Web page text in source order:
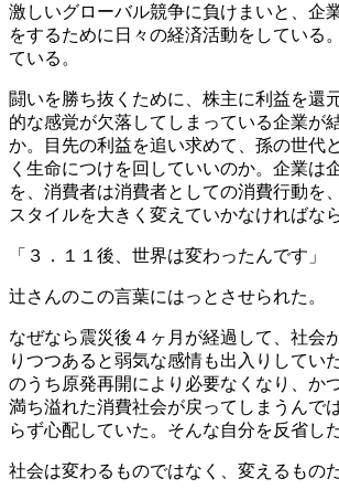
激しいグローバル競争に負けまいと、企
をするために日々の経済活動をしている
ている。
闘いを勝ち抜くために、株主に利益を還
的な感覚が欠落してしまっている企業が
か。目先の利益を追い求めて、孫の世代
く生命につけを回していいのか。企業は
を、消費者は消費者としての消費行動を
スタイルを大きく変えていかなければな
「３．１１後、世界は変わったんです」
辻さんのこの言葉にはっとさせられた。
なぜなら震災後４ヶ月が経過して、社会
りつつあると弱気な感情も出入りしてい
のうち原発再開により必要なくなり、か
満ち溢れた消費社会が戻ってしまうんで
らず心配していた。そんな自分を反省した
社会は変わるものではなく、変えるもの